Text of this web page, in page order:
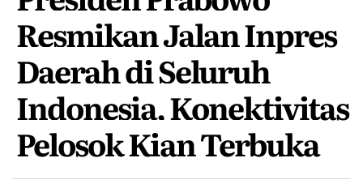
Resmikan Jalan Inpres
Daerah di Seluruh
Indonesia, Konektivitas
Pelosok Kian Terbuka